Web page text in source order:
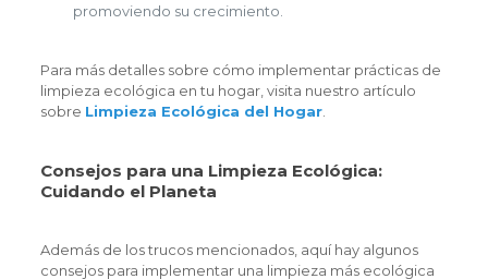
promoviendo su crecimiento.
Para más detalles sobre cómo implementar prácticas de
limpieza ecológica en tu hogar, visita nuestro artículo
sobre Limpieza Ecológica del Hogar.
Consejos para una Limpieza Ecológica:
Cuidando el Planeta
Además de los trucos mencionados, aquí hay algunos
consejos para implementar una limpieza más ecológica